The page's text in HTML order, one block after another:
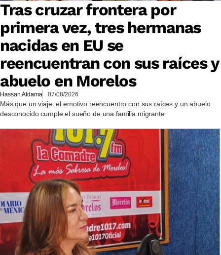
Tras cruzar frontera por
primera vez, tres hermanas
nacidas en EU se
reencuentran con sus raíces y
abuelo en Morelos
Hassan Aldama 07/08/2026
Más que un viaje: el emotivo reencuentro con sus raíces y un abuelo
desconocido cumple el sueño de una familia migrante